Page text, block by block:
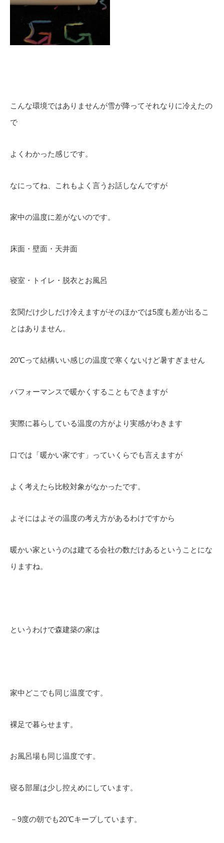
こんな環境ではありませんが雪が降ってそれなりに冷えたの
で
よくわかった感じです。
なにってね、これもよく言うお話しなんですが
家中の温度に差がないのです。
床面・壁面・天井面
寝室・トイレ・脱衣とお風呂
玄関だけ少しだけ冷えますがそのほかでは5度も差が出るこ
とはありません。
20℃って結構いい感じの温度で寒くないけど暑すぎません
パフォーマンスで暖かくすることもできますが
実際に暮らしている温度の方がより実感がわきます
口では「暖かい家です」っていくらでも言えますが
よく考えたら比較対象がなかったです。
よそにはよその温度の考え方があるわけですから
暖かい家というのは建てる会社の数だけあるということにな
りますね。
というわけで森建築の家は
家中どこでも同じ温度です。
裸足で暮らせます。
お風呂場も同じ温度です。
寝る部屋は少し控えめにしています。
－9度の朝でも20℃キープしています。